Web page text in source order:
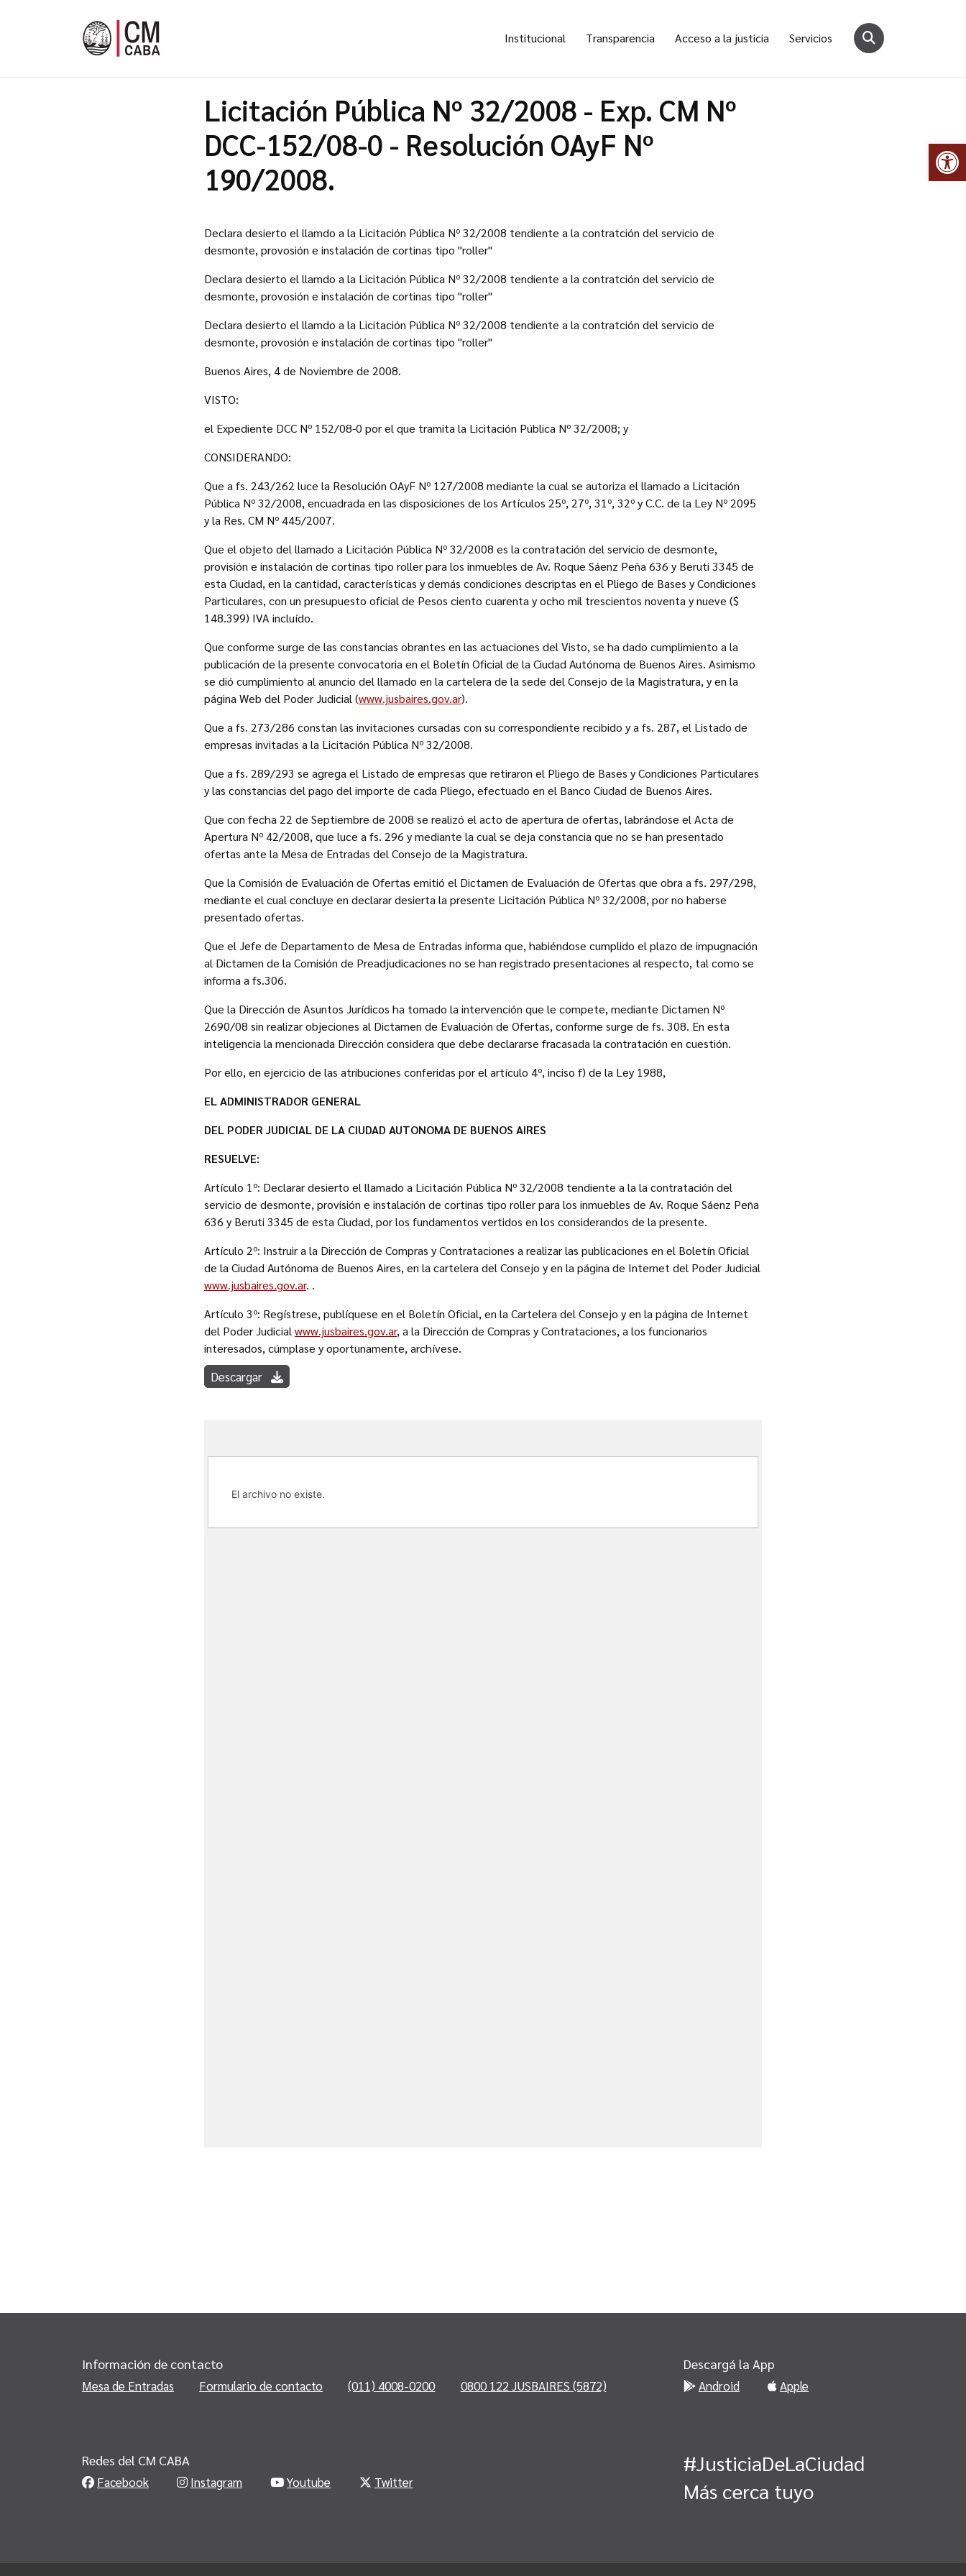
Institucional Transparencia Acceso a la justicia Servicios
Licitación Pública Nº 32/2008 - Exp. CM Nº
DCC-152/08-0 - Resolución OAyF Nº
190/2008.
Declara desierto el llamdo a la Licitación Pública Nº 32/2008 tendiente a la contratción del servicio de
desmonte, provosión e instalación de cortinas tipo "roller"
Declara desierto el llamdo a la Licitación Pública Nº 32/2008 tendiente a la contratción del servicio de
desmonte, provosión e instalación de cortinas tipo "roller"
Declara desierto el llamdo a la Licitación Pública Nº 32/2008 tendiente a la contratción del servicio de
desmonte, provosión e instalación de cortinas tipo "roller"
Buenos Aires, 4 de Noviembre de 2008.
VISTO:
el Expediente DCC Nº 152/08-0 por el que tramita la Licitación Pública Nº 32/2008; y
CONSIDERANDO:
Que a fs. 243/262 luce la Resolución OAyF Nº 127/2008 mediante la cual se autoriza el llamado a Licitación
Pública Nº 32/2008, encuadrada en las disposiciones de los Artículos 25º, 27º, 31º, 32º y C.C. de la Ley Nº 2095
y la Res. CM Nº 445/2007.
Que el objeto del llamado a Licitación Pública Nº 32/2008 es la contratación del servicio de desmonte,
provisión e instalación de cortinas tipo roller para los inmuebles de Av. Roque Sáenz Peña 636 y Beruti 3345 de
esta Ciudad, en la cantidad, características y demás condiciones descriptas en el Pliego de Bases y Condiciones
Particulares, con un presupuesto oficial de Pesos ciento cuarenta y ocho mil trescientos noventa y nueve ($
148.399) IVA incluído.
Que conforme surge de las constancias obrantes en las actuaciones del Visto, se ha dado cumplimiento a la
publicación de la presente convocatoria en el Boletín Oficial de la Ciudad Autónoma de Buenos Aires. Asimismo
se dió cumplimiento al anuncio del llamado en la cartelera de la sede del Consejo de la Magistratura, y en la
página Web del Poder Judicial (www.jusbaires.gov.ar).
Que a fs. 273/286 constan las invitaciones cursadas con su correspondiente recibido y a fs. 287, el Listado de
empresas invitadas a la Licitación Pública Nº 32/2008.
Que a fs. 289/293 se agrega el Listado de empresas que retiraron el Pliego de Bases y Condiciones Particulares
y las constancias del pago del importe de cada Pliego, efectuado en el Banco Ciudad de Buenos Aires.
Que con fecha 22 de Septiembre de 2008 se realizó el acto de apertura de ofertas, labrándose el Acta de
Apertura Nº 42/2008, que luce a fs. 296 y mediante la cual se deja constancia que no se han presentado
ofertas ante la Mesa de Entradas del Consejo de la Magistratura.
Que la Comisión de Evaluación de Ofertas emitió el Dictamen de Evaluación de Ofertas que obra a fs. 297/298,
mediante el cual concluye en declarar desierta la presente Licitación Pública Nº 32/2008, por no haberse
presentado ofertas.
Que el Jefe de Departamento de Mesa de Entradas informa que, habiéndose cumplido el plazo de impugnación
al Dictamen de la Comisión de Preadjudicaciones no se han registrado presentaciones al respecto, tal como se
informa a fs.306.
Que la Dirección de Asuntos Jurídicos ha tomado la intervención que le compete, mediante Dictamen Nº
2690/08 sin realizar objeciones al Dictamen de Evaluación de Ofertas, conforme surge de fs. 308. En esta
inteligencia la mencionada Dirección considera que debe declararse fracasada la contratación en cuestión.
Por ello, en ejercicio de las atribuciones conferidas por el artículo 4º, inciso f) de la Ley 1988,
EL ADMINISTRADOR GENERAL
DEL PODER JUDICIAL DE LA CIUDAD AUTONOMA DE BUENOS AIRES
RESUELVE:
Artículo 1º: Declarar desierto el llamado a Licitación Pública Nº 32/2008 tendiente a la la contratación del
servicio de desmonte, provisión e instalación de cortinas tipo roller para los inmuebles de Av. Roque Sáenz Peña
636 y Beruti 3345 de esta Ciudad, por los fundamentos vertidos en los considerandos de la presente.
Artículo 2º: Instruir a la Dirección de Compras y Contrataciones a realizar las publicaciones en el Boletín Oficial
de la Ciudad Autónoma de Buenos Aires, en la cartelera del Consejo y en la página de Internet del Poder Judicial
www.jusbaires.gov.ar. .
Artículo 3º: Regístrese, publíquese en el Boletín Oficial, en la Cartelera del Consejo y en la página de Internet
del Poder Judicial www.jusbaires.gov.ar, a la Dirección de Compras y Contrataciones, a los funcionarios
interesados, cúmplase y oportunamente, archívese.
Descargar
Información de contacto
Mesa de Entradas Formulario de contacto (011) 4008-0200 0800 122 JUSBAIRES (5872)
Descargá la App
Android Apple
Redes del CM CABA
Facebook Instagram Youtube Twitter
#JusticiaDeLaCiudad
Más cerca tuyo